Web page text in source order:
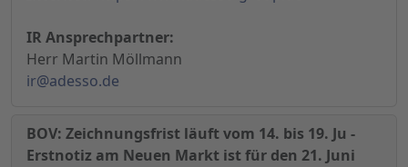
IR Ansprechpartner:
Herr Martin Möllmann
ir@adesso.de
BOV: Zeichnungsfrist läuft vom 14. bis 19. Ju -
Erstnotiz am Neuen Markt ist für den 21. Juni